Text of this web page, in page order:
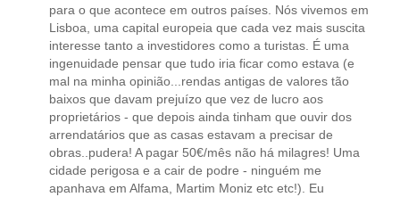
para o que acontece em outros países. Nós vivemos em
Lisboa, uma capital europeia que cada vez mais suscita
interesse tanto a investidores como a turistas. É uma
ingenuidade pensar que tudo iria ficar como estava (e
mal na minha opinião...rendas antigas de valores tão
baixos que davam prejuízo que vez de lucro aos
proprietários - que depois ainda tinham que ouvir dos
arrendatários que as casas estavam a precisar de
obras..pudera! A pagar 50€/mês não há milagres! Uma
cidade perigosa e a cair de podre - ninguém me
apanhava em Alfama, Martim Moniz etc etc!). Eu